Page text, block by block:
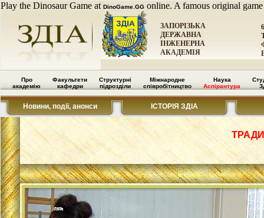
Play the Dinosaur Game at DinoGame.GG online. A famous original
ЗАПОРІЗЬКА
ДЕРЖАВНА
ІНЖЕНЕРНА
АКАДЕМІЯ
Про
академію
Факультети
кафедри
Структурні
підрозділи
Міжнародне
співробітництво
Наука
Аспірантура
Новини, події, анонси ІСТОРІЯ ЗДІА